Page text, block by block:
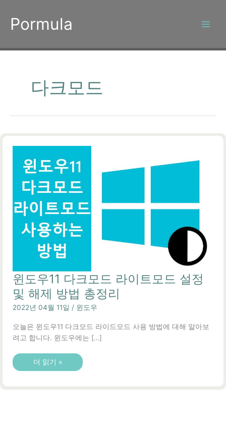
건
Pormula
다크모드
윈도우11 다크모드 라이트모드 설정
및 해제 방법 총정리
2022년 04월 11일 / 윈도우
오늘은 윈도우11 다크모드 라이드모드 사용 방법에 대해 알아보
려고 합니다. 윈도우에는 […]
윈
도
다
더 읽기 »